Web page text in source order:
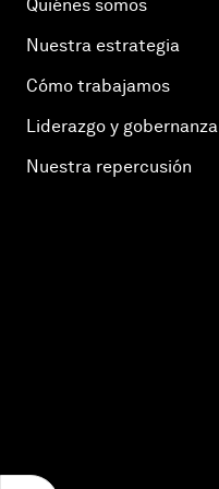
Quiénes somos
Nuestra estrategia
Cómo trabajamos
Liderazgo y gobernanza
Nuestra repercusión